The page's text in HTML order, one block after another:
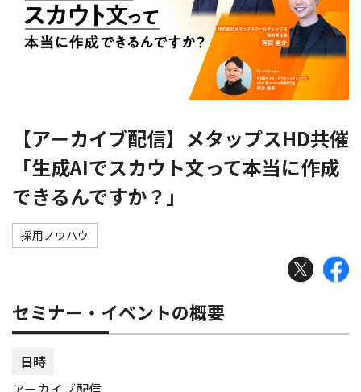
【アーカイブ配信】メタップスHD共催
「生成AIでスカウト文って本当に作成
できるんですか？」
採用ノウハウ
セミナー・イベントの概要
日時